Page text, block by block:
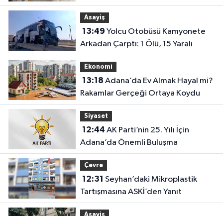
Asayiş
13:49
Arkadan Çarptı: 1 Ölü, 15 Yaralı
Ekonomi
13:18
Rakamlar Gerçeği Ortaya Koydu
Siyaset
12:44
Adana’da Önemli Buluşma
Çevre
12:31
Tartışmasına ASKİ’den Yanıt
Asayiş